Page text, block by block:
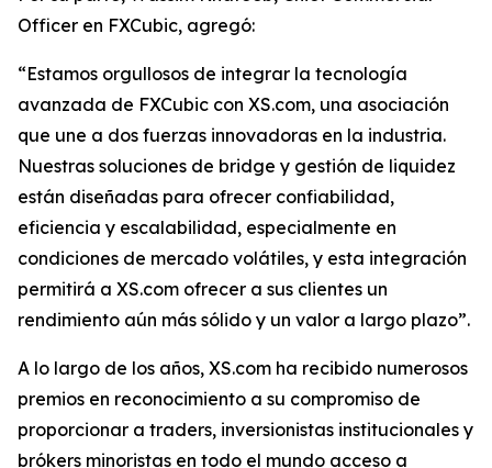
Officer en FXCubic, agregó:
“Estamos orgullosos de integrar la tecnología
avanzada de FXCubic con XS.com, una asociación
que une a dos fuerzas innovadoras en la industria.
Nuestras soluciones de bridge y gestión de liquidez
están diseñadas para ofrecer confiabilidad,
eficiencia y escalabilidad, especialmente en
condiciones de mercado volátiles, y esta integración
permitirá a XS.com ofrecer a sus clientes un
rendimiento aún más sólido y un valor a largo plazo”.
A lo largo de los años, XS.com ha recibido numerosos
premios en reconocimiento a su compromiso de
proporcionar a traders, inversionistas institucionales y
brókers minoristas en todo el mundo acceso a